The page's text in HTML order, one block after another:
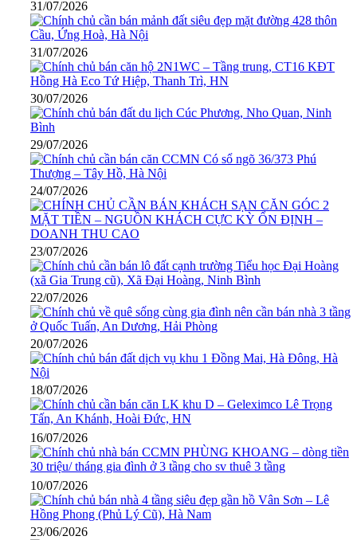
31/07/2026
31/07/2026
30/07/2026
29/07/2026
24/07/2026
23/07/2026
22/07/2026
20/07/2026
18/07/2026
16/07/2026
10/07/2026
23/06/2026